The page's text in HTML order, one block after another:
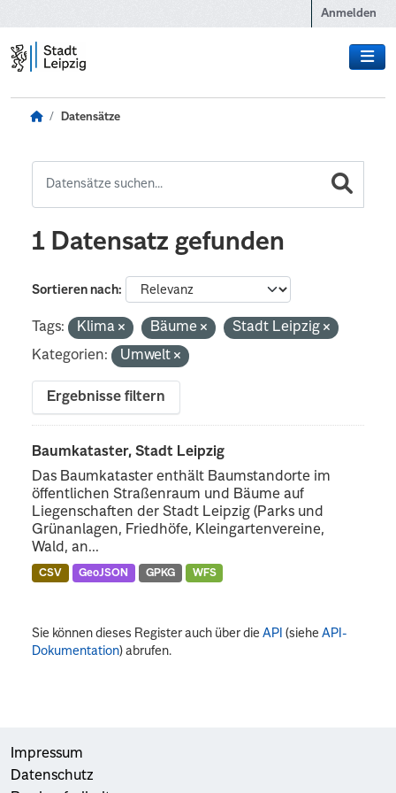
Anmelden
Datensätze
1 Datensatz gefunden
Sortieren nach
Tags: Klima Bäume
Stadt Leipzig
Kategorien:
Umwelt
Ergebnisse filtern
Baumkataster, Stadt Leipzig
Das Baumkataster enthält Baumstandorte im
öffentlichen Straßenraum und Bäume auf
Liegenschaften der Stadt Leipzig (Parks und
Grünanlagen, Friedhöfe, Kleingartenvereine,
Wald, an...
CSV GeoJSON GPKG WFS
Sie können dieses Register auch über dieAPI (sieheAPI-
Dokumentation) abrufen.
Impressum
Datenschutz